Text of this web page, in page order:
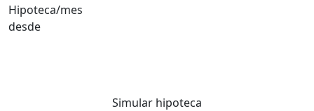
Hipoteca/mes
desde
Simular hipoteca